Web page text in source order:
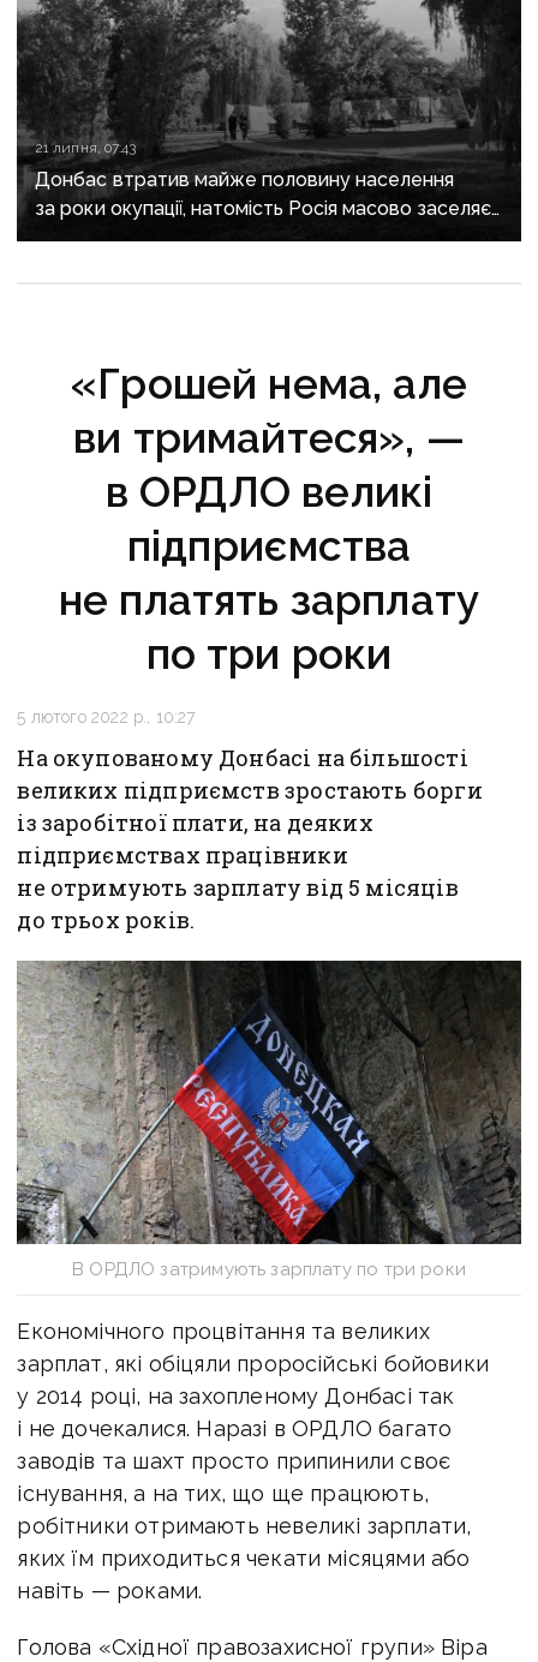
21 липня, 07:43
Донбас втратив майже половину населення
за роки окупації, натомість Росія масово заселяє
регіон своїми громадянами — ГУР
«Грошей нема, але
ви тримайтеся», —
в ОРДЛО великі
підприємства
не платять зарплату
по три роки
5 лютого 2022 р., 10:27
На окупованому Донбасі на більшості
великих підприємств зростають борги
із заробітної плати, на деяких
підприємствах працівники
не отримують зарплату від 5 місяців
до трьох років.
В ОРДЛО затримують зарплату по три роки
Економічного процвітання та великих
зарплат, які обіцяли проросійські бойовики
у 2014 році, на захопленому Донбасі так
і не дочекалися. Наразі в ОРДЛО багато
заводів та шахт просто припинили своє
існування, а на тих, що ще працюють,
робітники отримають невеликі зарплати,
яких їм приходиться чекати місяцями або
навіть — роками.
Голова «Східної правозахисної групи» Віра